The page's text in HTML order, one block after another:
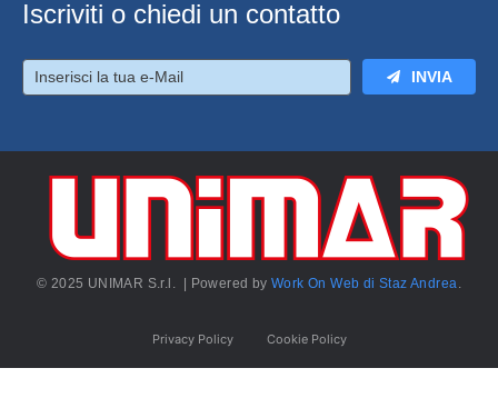
Iscriviti o chiedi un contatto
INVIA
© 2025 UNIMAR S.r.l. | Powered byWork On Web di Staz Andrea.
Privacy Policy Cookie Policy